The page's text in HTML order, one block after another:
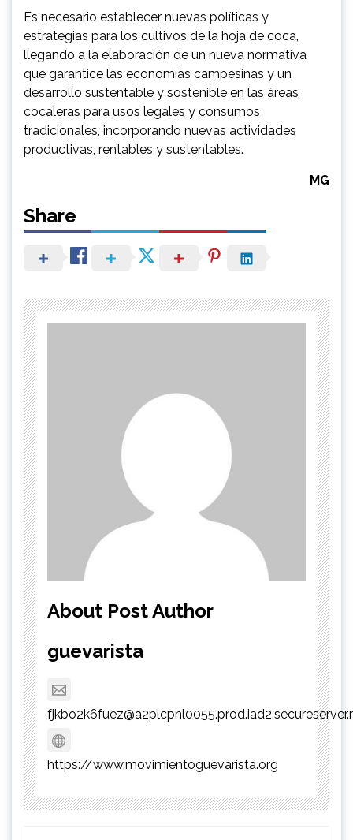
Es necesario establecer nuevas políticas y
estrategias para los cultivos de la hoja de coca,
llegando a la elaboración de un nueva normativa
que garantice las economías campesinas y un
desarrollo sustentable y sostenible en las áreas
cocaleras para usos legales y consumos
tradicionales, incorporando nuevas actividades
productivas, rentables y sustentables.
MG
Share
About Post Author
guevarista
https://www.movimientoguevarista.org